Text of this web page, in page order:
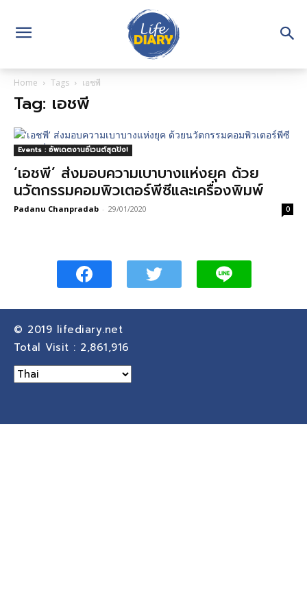
Home Tags เอชพี
Tag: เอชพี
Events : อัพเดตงานอีเวนต์สุดปัง!
‘เอชพี’ ส่งมอบความเบาบางแห่งยุค ด้วย
นวัตกรรมคอมพิวเตอร์พีซีและเครื่องพิมพ์
Padanu Chanpradab - 29/01/2020 0
© 2019 lifediary.net
Total Visit : 2,861,916